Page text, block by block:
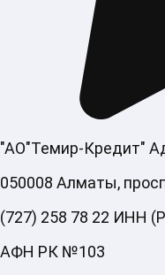
"АО"Темир-Кредит"
050008 Алматы,
(727) 258 78 22 ИНН
АФН РК №103